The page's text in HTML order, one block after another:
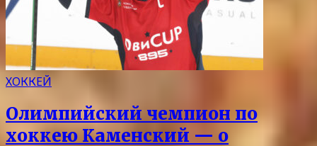
ХОККЕЙ
Олимпийский чемпион по
хоккею Каменский — о